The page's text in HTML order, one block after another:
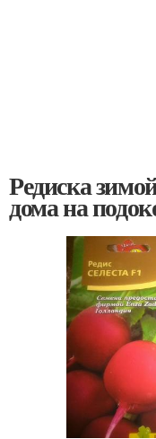
Редиска
дома на